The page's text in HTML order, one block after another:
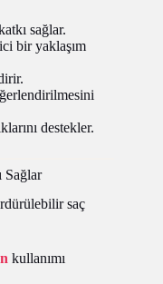
sağlar.
bir yaklaşım
destekler.
Sağlar
saç
kullanımı